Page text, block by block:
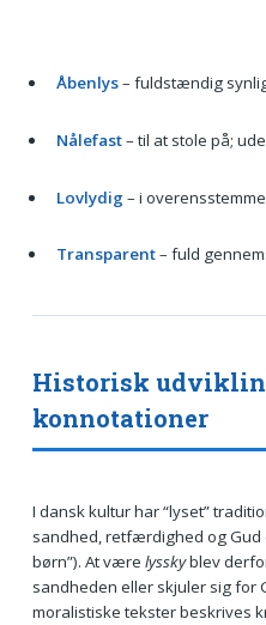
Åbenlys– fuldstændig
Nålefast– til at stole på;
Lovlydig – i
Transparent– fuld
Historisk
konnotationer
I dansk kultur har “lyset”
sandhed, retfærdighed og
børn”). At være lysskyblev
sandheden eller skjuler sig for
moralistiske tekster beskrives